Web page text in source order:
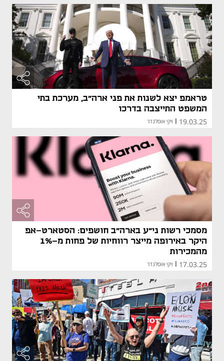
טראמפ יצא לשנות את פני ארה"ב, מערכת בתי
המשפט התייצבה בדרכו
19.03.25 ויקי אוסלנדר
מסמכי רשות ני"ע בארה"ב חושפים: הסטארט-אפ
היקר באירופה מייצר רווחיות של פחות מ-1%
מהמכירות
17.03.25 ויקי אוסלנדר